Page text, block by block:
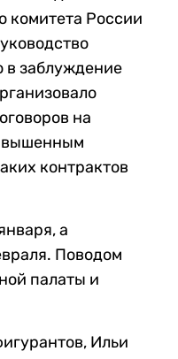
комитета России
в заблуждение
на
контрактов
а
Поводом
палаты и
Ильи